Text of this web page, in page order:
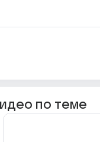
по теме